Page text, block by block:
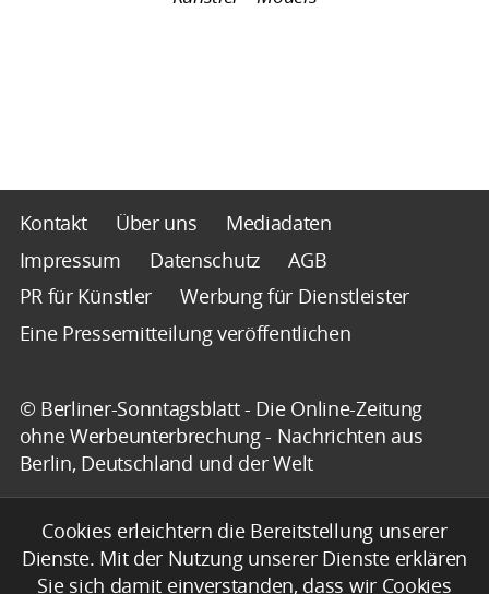
Kontakt Über uns
Mediadaten
Impressum
Datenschutz
AGB
PR für Künstler
Werbung für Dienstleister
Eine Pressemitteilung veröffentlichen
© Berliner-Sonntagsblatt - Die Online-Zeitung
ohne Werbeunterbrechung - Nachrichten aus
Berlin, Deutschland und der Welt
Cookies erleichtern die Bereitstellung unserer
Dienste. Mit der Nutzung unserer Dienste erklären
Sie sich damit einverstanden, dass wir Cookies